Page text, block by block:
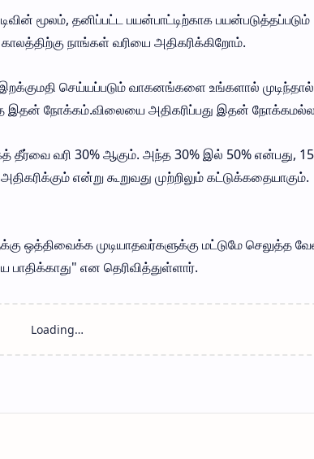
மூலம், தனிப்பட்ட பயன்பாட்டிற்காக பயன்படுத்தப்படும்
நாங்கள் வரியை அதிகரிக்கிறோம்.
செய்யப்படும் வாகனங்களை உங்களால் முடிந்தால்
இதன் நோக்கம்.விலையை அதிகரிப்பது இதன்
தீர்வை வரி 30% ஆகும். அந்த 30% இல் 50% என்பது,
என்று கூறுவது முற்றிலும் கட்டுக்கதையாகும்.
ஒத்திவைக்க முடியாதவர்களுக்கு மட்டுமே செலுத்த
என தெரிவித்துள்ளார்.